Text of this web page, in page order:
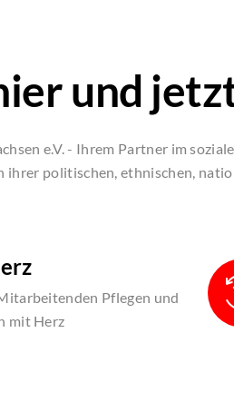
und
e.V. - Ihrem Partner im
politischen, ethnischen,
Pflegen und
mit Herz